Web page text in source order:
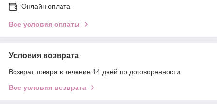
Онлайн оплата
Все условия оплаты
Условия возврата
Возврат товара в течение 14 дней по договоренности
Все условия возврата